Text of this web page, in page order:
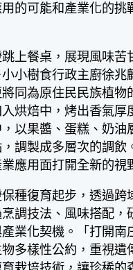
的可能和產業化的
餐桌，展現風味苦
小樹食行政主廚徐
同為原住民民族植
烘焙中，烤出香氣
以果醬、蛋糕、奶
調製成多層次的調
應用面打開全新的視
復育起步，透過跨
調技法、風味搭配
業化契機。「打開
多樣性公約，重視